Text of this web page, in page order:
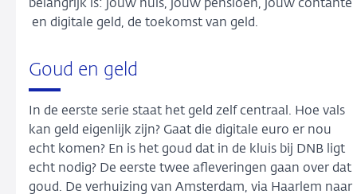
belangrijk is: jouw huis, jouw pensioen, jouw contante
en digitale geld, de toekomst van geld.
Goud en geld
In de eerste serie staat het geld zelf centraal. Hoe vals
kan geld eigenlijk zijn? Gaat die digitale euro er nou
echt komen? En is het goud dat in de kluis bij DNB ligt
echt nodig? De eerste twee afleveringen gaan over dat
goud. De verhuizing van Amsterdam, via Haarlem naar